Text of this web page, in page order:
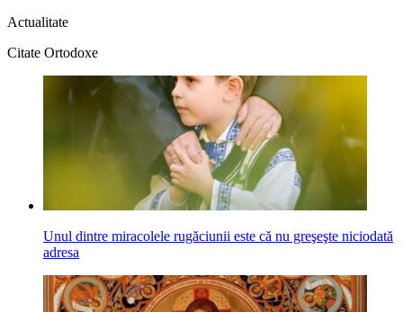
Actualitate
Citate Ortodoxe
Unul dintre miracolele rugăciunii este că nu greşeşte niciodată
adresa